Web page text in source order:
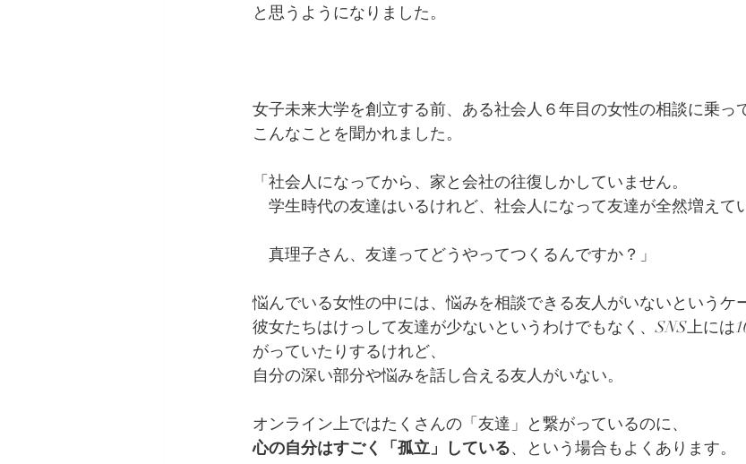
と思うようになりました。
女子未来大学を創立する前、ある社会人６年目の女性の相談に乗っ
こんなことを聞かれました。
「社会人になってから、家と会社の往復しかしていません。
学生時代の友達はいるけれど、社会人になって友達が全然増えて
真理子さん、友達ってどうやってつくるんですか？」
悩んでいる女性の中には、悩みを相談できる友人がいないというケ
彼女たちはけっして友達が少ないというわけでもなく、SNS上には
がっていたりするけれど、
自分の深い部分や悩みを話し合える友人がいない。
オンライン上ではたくさんの「友達」と繋がっているのに、
心の自分はすごく「孤立」している、という場合もよくあります。